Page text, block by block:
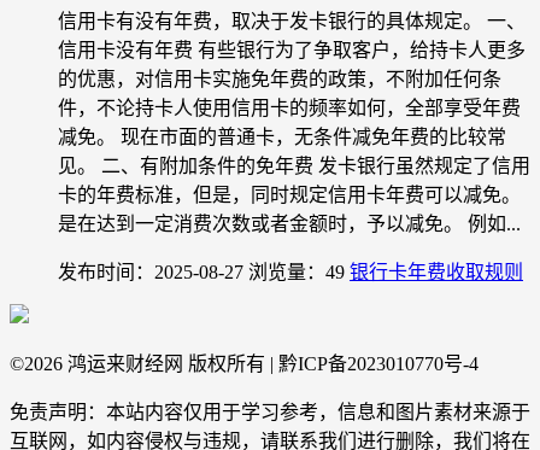
信用卡有没有年费，取决于发卡银行的具体规定。 一、
信用卡没有年费 有些银行为了争取客户，给持卡人更多
的优惠，对信用卡实施免年费的政策，不附加任何条
件，不论持卡人使用信用卡的频率如何，全部享受年费
减免。 现在市面的普通卡，无条件减免年费的比较常
见。 二、有附加条件的免年费 发卡银行虽然规定了信用
卡的年费标准，但是，同时规定信用卡年费可以减免。
是在达到一定消费次数或者金额时，予以减免。 例如...
发布时间：2025-08-27 浏览量：49 银行卡年费收取规则
©2026 鸿运来财经网 版权所有 | 黔ICP备2023010770号-4
免责声明：本站内容仅用于学习参考，信息和图片素材来源于
互联网，如内容侵权与违规，请联系我们进行删除，我们将在